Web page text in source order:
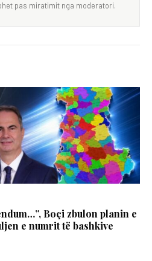
pas miratimit nga moderatori.
Boçi zbulon planin e
e numrit të bashkive